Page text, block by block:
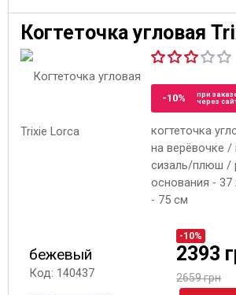
Когтеточка угловая
-10%
при
через
когтеточка
на верёвочке /
сизаль/плюш /
основания -
- 75 см
бежевый
Код: 140437
-10%
2393
2659 грн